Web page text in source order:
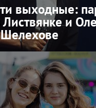
выходные:
и
Шелехове